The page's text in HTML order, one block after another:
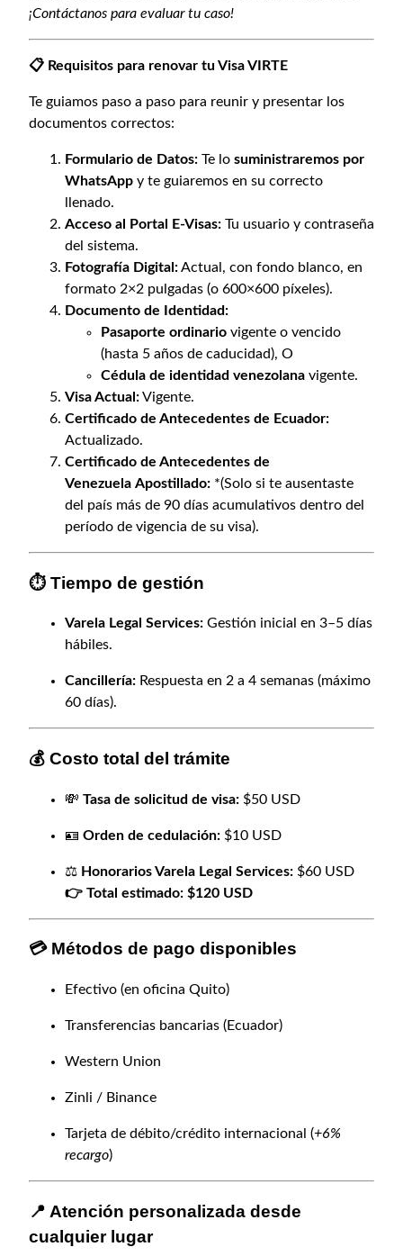
e
c
u
a
i
o
c
¡Contáctanos para evaluar tu caso!
📋 Requisitos para renovar tu Visa VIRTE
Te guiamos paso a paso para reunir y presentar los
documentos correctos:
Formulario de Datos: Te lo suministraremos por
WhatsApp y te guiaremos en su correcto
llenado.
Acceso al Portal E-Visas: Tu usuario y contraseña
del sistema.
Fotografía Digital:Actual, con fondo blanco, en
formato 2×2 pulgadas (o 600×600 píxeles).
Documento de Identidad:
Pasaporte ordinario vigente o vencido
(hasta 5 años de caducidad), O
Cédula de identidad venezolana vigente.
Visa Actual:Vigente.
Certificado de Antecedentes de Ecuador:
Actualizado.
Certificado de Antecedentes de
Venezuela Apostillado: *(Solo si te ausentaste
del país más de 90 días acumulativos dentro del
período de vigencia de su visa).
⏱️ Tiempo de gestión
Varela Legal Services: Gestión inicial en 3–5 días
hábiles.
Cancillería: Respuesta en 2 a 4 semanas (máximo
60 días).
💰 Costo total del trámite
💸 Tasa de solicitud de visa: $50 USD
🪪 Orden de cedulación: $10 USD
⚖️ Honorarios Varela Legal Services: $60 USD
👉 Total estimado: $120 USD
💳 Métodos de pago disponibles
Efectivo (en oficina Quito)
Transferencias bancarias (Ecuador)
Western Union
Zinli / Binance
Tarjeta de débito/crédito internacional (+6%
recargo)
📍 Atención personalizada desde
cualquier lugar